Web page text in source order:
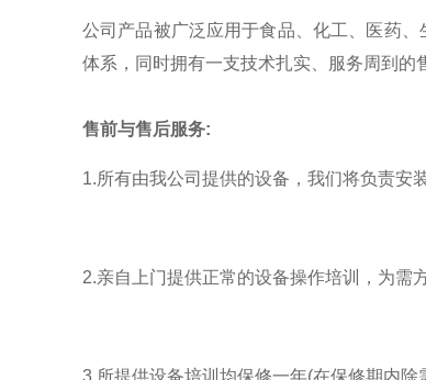
公司产品被广泛应用于食品、化工、医药
体系，同时拥有一支技术扎实、服务周到的
售前与售后服务:
1.所有由我公司提供的设备，我们将负责安
2.亲自上门提供正常的设备操作培训，为需
3.所提供设备培训均保修一年(在保修期内